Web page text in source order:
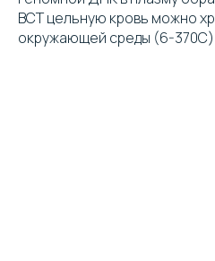
BCT цельную кровь можно
окружающей среды (6-370С)